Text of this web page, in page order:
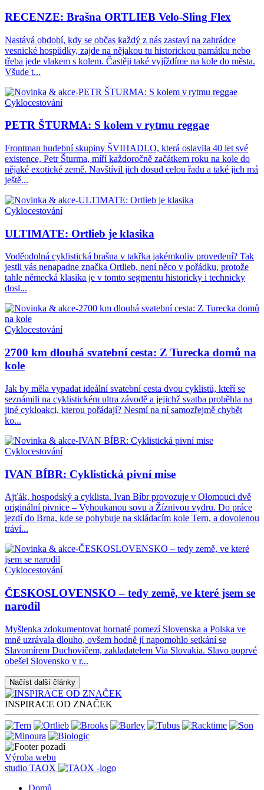
RECENZE: Brašna ORTLIEB Velo-Sling Flex
Nastává období, kdy se občas každý z nás zastaví na zahrádce
vesnické hospůdky, zajde na nějakou tu historickou památku nebo
třeba jede vlakem s kolem. Častěji také vyjíždíme na kole do města.
Všude t...
Cyklocestování
PETR ŠTURMA: S kolem v rytmu reggae
Frontman hudební skupiny ŠVIHADLO, která oslavila 40 let své
existence, Petr Šturma, míří každoročně začátkem roku na kole do
nějaké exotické země. Navštívil jich dosud celou řadu a také jich má
ještě...
Cyklocestování
ULTIMATE: Ortlieb je klasika
Voděodolná cyklistická brašna v takřka jakémkoliv provedení? Tak
jestli vás nenapadne značka Ortlieb, není něco v pořádku, protože
tahle německá klasika je v tomto segmentu historicky i technicky
dosl...
Cyklocestování
2700 km dlouhá svatební cesta: Z Turecka domů na
kole
Jak by měla vypadat ideální svatební cesta dvou cyklistů, kteří se
seznámili na cyklistickém ultra závodě a jejichž svatba proběhla na
jiné cykloakci, kterou pořádají? Nesmí na ní samozřejmě chybět
ko...
Cyklocestování
IVAN BÍBR: Cyklistická pivní mise
Ajťák, hospodský a cyklista. Ivan Bíbr provozuje v Olomouci dvě
originální pivnice – Vyhoukanou sovu a Žíznivou vydru. Do práce
jezdí do Brna, kde se pohybuje na skládacím kole Tern, a dovolenou
tráví...
Cyklocestování
ČESKOSLOVENSKO – tedy země, ve které jsem se
narodil
Myšlenka zdokumentovat hornaté pomezí Slovenska a Polska ve
mně uzrávala dlouho, ovšem hodně jí napomohlo setkání se
Slavomírem Duchovičem, zakladatelem Via Slovakia. Slavo poprvé
obešel Slovensko v r...
Načíst další články
INSPIRACE OD ZNAČEK
Výroba webu
studio TAOX
Domů